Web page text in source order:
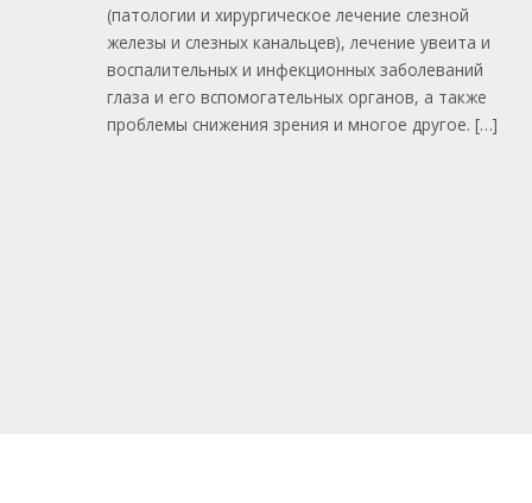
(патологии и хирургическое лечение слезной
железы и слезных канальцев), лечение увеита и
воспалительных и инфекционных заболеваний
глаза и его вспомогательных органов, а также
проблемы снижения зрения и многое другое. […]